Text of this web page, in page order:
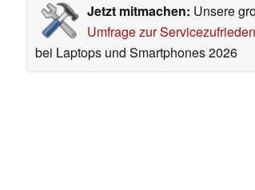
Jetzt mitmachen: Unsere
Umfrage zur
bei Laptops und Smartphones 2026